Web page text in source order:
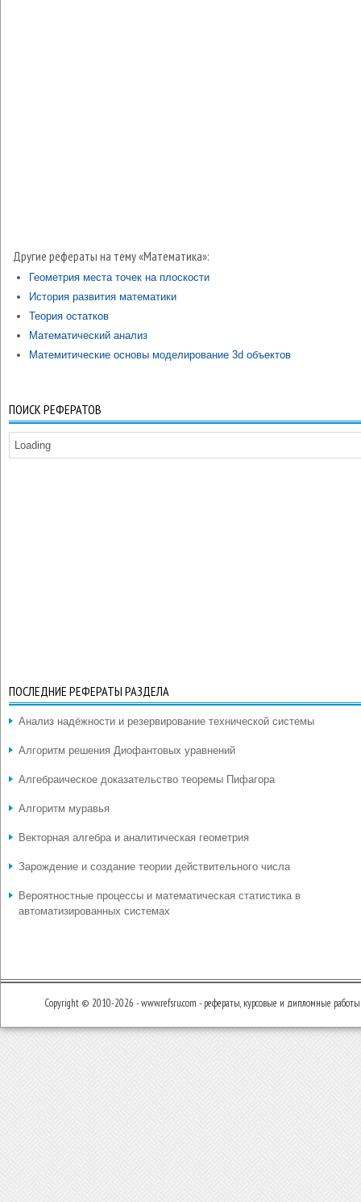
Другие рефераты на тему «Математика»:
Геометрия места точек на плоскости
История развития математики
Теория остатков
Математический анализ
Матемитические основы моделирование 3d объектов
ПОИСК РЕФЕРАТОВ
Loading
ПОСЛЕДНИЕ РЕФЕРАТЫ РАЗДЕЛА
Анализ надёжности и резервирование технической системы
Алгоритм решения Диофантовых уравнений
Алгебраическое доказательство теоремы Пифагора
Алгоритм муравья
Векторная алгебра и аналитическая геометрия
Зарождение и создание теории действительного числа
Вероятностные процессы и математическая статистика в
автоматизированных системах
Copyright © 2010-2026 - www.refsru.com - рефераты, курсовые и дипломные работы